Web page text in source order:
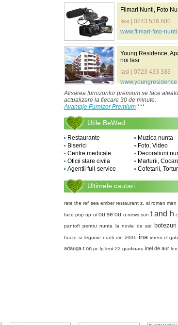
Filmari Nunti, Foto
Iasi | 0743 536 800
www.filmari-foto-
Young Residence,
noi Iasi
Iasi | 0723 433 333
Afisarea furnizorilor premium se face
actualizare la fiecare 30 de minute.
Avantaje Furnizor Premium ***
Utile BeWed
Restaurante
Biserici
Centre medicale
Oficii stare civila
Agentii full-service
Muzica nunta
Foto, Video
Decoratiuni
Marturii,
Cofetarii,
Ultimele cautari
rate the ref sea ember restaurant z. ai roman men
face pop up ui ou se ou u news sun t and h
pantofi pentru nunta la novia de asi botezuri
fructe si legume nunti din 2001 ina xtrem cl
adauga t on pc lg lent 22 gradinaru inel de aur lex